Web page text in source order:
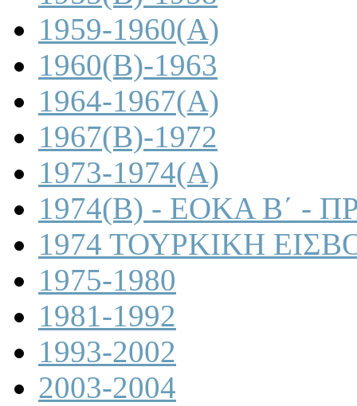
1959-1960(A)
1960(B)-1963
1964-1967(A)
1967(B)-1972
1973-1974(A)
1974(B) - ΕΟΚΑ Β΄ -
1974 ΤΟΥΡΚΙΚΗ
1975-1980
1981-1992
1993-2002
2003-2004